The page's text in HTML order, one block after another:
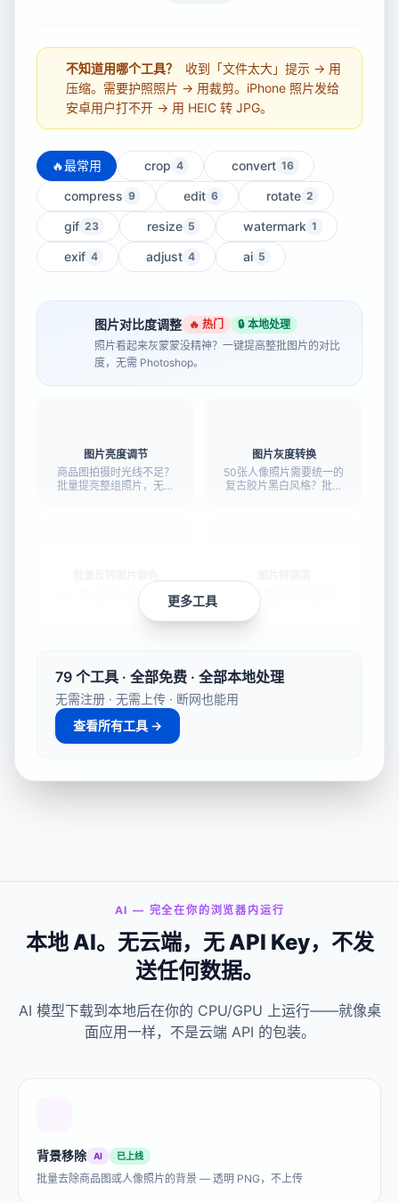
不知道用哪个工具？
收到「文件太大」提示 → 用
压缩。需要护照照片 → 用裁剪。iPhone 照片发给
安卓用户打不开 → 用 HEIC 转 JPG。
🔥最常用 crop 4 convert 16
compress 9 edit 6 rotate 2
gif 23 resize 5 watermark 1
exif 4 adjust 4 ai 5
图片对比度调整 🔥 热门
🔒 本地处理
照片看起来灰蒙蒙没精神？一键提高整批图片的对比
度，无需 Photoshop。
图片亮度调节
商品图拍摄时光线不足？
批量提亮整组照片，无需
图片灰度转换
50张人像照片需要统一的
复古胶片黑白风格？批量
设计素材需要深色模式版
本？批量拖入PNG，一键
反转所有颜色。
模糊的手机照片变清晰
——AI 增强，不上传，几
AI 图片变清晰
低分辨率照片需要打印？
4× 高清放大 — 细节清
晰，无水印，无需注册。
单。
图片压缩到 100KB
照片被表单拒绝了？大多
数政府网站和招聘平台用
的就是这个限制。
图片压缩到 1MB
微信、WhatsApp、邮件发
照片总是被压糊？压到
1MB以内，清晰度保住
签证申请、护照续签、官
政务系统要求签名10-
图片压缩到 2MB
图片压缩到 500KB
更多工具
79 个工具 · 全部免费 · 全部本地处理
无需注册 · 无需上传 · 断网也能用
查看所有工具 →
AI — 完全在你的浏览器内运行
本地 AI。无云端，无 API Key，不发
送任何数据。
AI 模型下载到本地后在你的 CPU/GPU 上运行——就像桌
面应用一样，不是云端 API 的包装。
背景移除 AI 已上线
批量去除商品图或人像照片的背景 — 透明 PNG，不上传